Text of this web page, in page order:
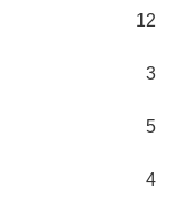
12
3
5
4